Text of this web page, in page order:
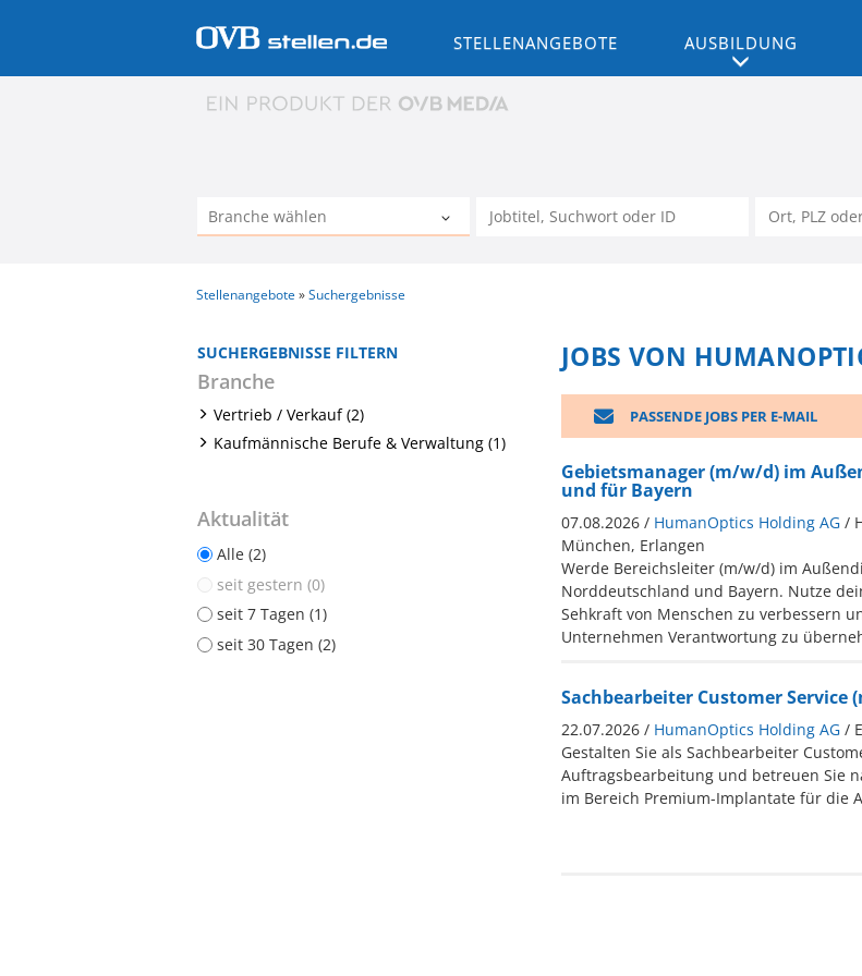
STELLENANGEBOTE AUSBILDUNG
Stellenangebote Suchergebnisse
SUCHERGEBNISSE FILTERN
Branche
Vertrieb / Verkauf (2)
Kaufmännische Berufe & Verwaltung (1)
Aktualität
Alle (2)
seit gestern (0)
seit 7 Tagen (1)
seit 30 Tagen (2)
JOBS VON
PASSENDE JOBS PER E-MAIL
Gebietsmanager (m/w/d) im
und für Bayern
07.08.2026 / HumanOptics Holding AG /
München, Erlangen
Werde Bereichsleiter (m/w/d) im
Norddeutschland und Bayern. Nutze
Sehkraft von Menschen zu verbessern
Unternehmen Verantwortung zu
Sachbearbeiter Customer Service
22.07.2026 / HumanOptics Holding AG /
Gestalten Sie als Sachbearbeiter
Auftragsbearbeitung und betreuen Sie
im Bereich Premium-Implantate für die